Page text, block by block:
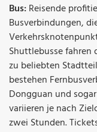
Bus:Reisende
Busverbindungen,
Shuttlebusse fahren
zu beliebten
bestehen
Dongguan und
variieren je nach
zwei Stunden.